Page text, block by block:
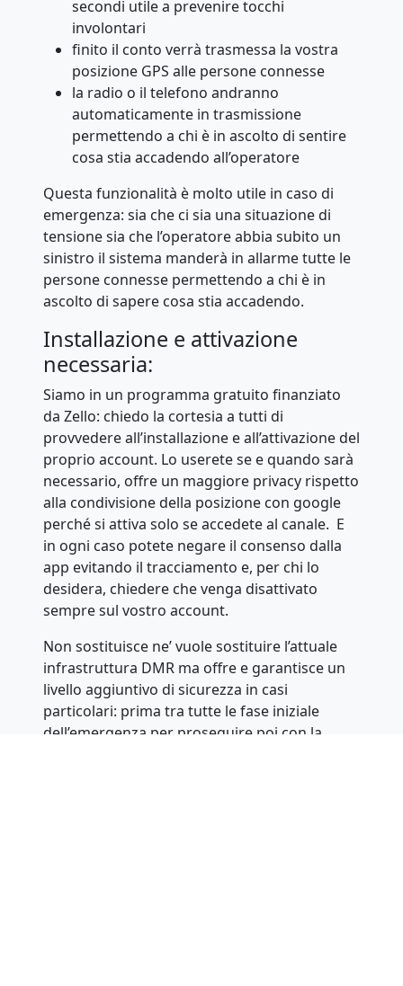
secondi utile a prevenire tocchi
involontari
finito il conto verrà trasmessa la vostra
posizione GPS alle persone connesse
la radio o il telefono andranno
automaticamente in trasmissione
permettendo a chi è in ascolto di sentire
cosa stia accadendo all’operatore
Questa funzionalità è molto utile in caso di
emergenza: sia che ci sia una situazione di
tensione sia che l’operatore abbia subito un
sinistro il sistema manderà in allarme tutte le
persone connesse permettendo a chi è in
ascolto di sapere cosa stia accadendo.
Installazione e attivazione
necessaria:
Siamo in un programma gratuito finanziato
da Zello: chiedo la cortesia a tutti di
provvedere all’installazione e all’attivazione del
proprio account. Lo userete se e quando sarà
necessario, offre un maggiore privacy rispetto
alla condivisione della posizione con google
perché si attiva solo se accedete al canale. E
in ogni caso potete negare il consenso dalla
app evitando il tracciamento e, per chi lo
desidera, chiedere che venga disattivato
sempre sul vostro account.
Non sostituisce ne’ vuole sostituire l’attuale
infrastruttura DMR ma offre e garantisce un
livello aggiuntivo di sicurezza in casi
particolari: prima tra tutte le fase iniziale
dell’emergenza per proseguire poi con la